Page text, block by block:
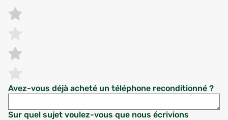
Avez-vous déjà acheté un téléphone reconditionné ?
Sur quel sujet voulez-vous que nous écrivions